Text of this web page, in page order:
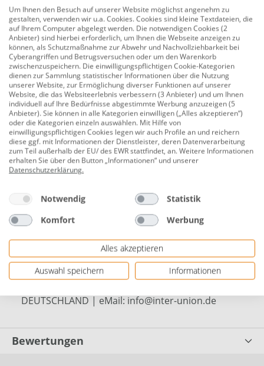
Unitec Aus-Wechselschalter
Aufputz weiß, Serie Standard
4,19 €
Unitec Taster Aufputz
Serie Standard
4,59 €
Beschreibung
Unitec Kombination Aufputz weiß, Serie
Standard
Produktnummer:0775020096
mit Schraubklemmen
Nennspannung: 250 V~
Nennstrom: 10 A (Aus-/Wechselschalter), 16 A
mit Berührungsschutz
Herstellerinformationen: Inter-Union Technohandel
DEUTSCHLAND | eMail: info@inter-union.de
Bewertungen
Um Ihnen den Besuch auf unserer Website möglichst angenehm zu
gestalten, verwenden wir u.a. Cookies. Cookies sind kleine Textdateien, die
auf Ihrem Computer abgelegt werden. Die notwendigen Cookies (2
Anbieter) sind hierbei erforderlich, um Ihnen die Webseite anzeigen zu
können, als Schutzmaßnahme zur Abwehr und Nachvollziehbarkeit bei
Cyberangriffen und Betrugsversuchen oder um den Warenkorb
zwischenzuspeichern. Die einwilligungspflichtigen Cookie-Kategorien
dienen zur Sammlung statistischer Informationen über die Nutzung
unserer Website, zur Ermöglichung diverser Funktionen auf unserer
Website, die das Websiteerlebnis verbessern (3 Anbieter) und um Ihnen
individuell auf Ihre Bedürfnisse abgestimmte Werbung anzuzeigen (5
Anbieter). Sie können in alle Kategorien einwilligen („Alles akzeptieren“)
oder die Kategorien einzeln auswählen. Mit Hilfe von
einwilligungspflichtigen Cookies legen wir auch Profile an und reichern
diese ggf. mit Informationen der Dienstleister, deren Datenverarbeitung
zum Teil außerhalb der EU/ des EWR stattfindet, an. Weitere Informationen
erhalten Sie über den Button „Informationen“ und unserer
Datenschutzerklärung.
Notwendig
Statistik
Komfort
Werbung
Alles akzeptieren
Auswahl speichern
Informationen